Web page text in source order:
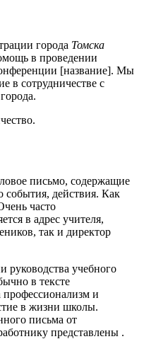
города Томска
в проведении
[название]. Мы
в сотрудничестве с
города.
письмо, содержащие
события, действия. Как
часто
в адрес учителя,
так и директор
руководства учебного
в тексте
профессионализм и
в жизни школы.
письма от
представлены .